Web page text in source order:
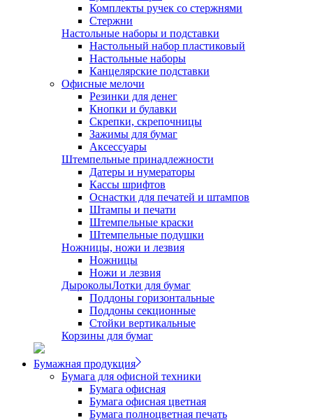
Комплекты ручек со стержнями
Стержни
Настольные наборы и подставки
Настольный набор пластиковый
Настольные наборы
Канцелярские подставки
Офисные мелочи
Резинки для денег
Кнопки и булавки
Скрепки, скрепочницы
Зажимы для бумаг
Аксессуары
Штемпельные принадлежности
Датеры и нумераторы
Кассы шрифтов
Оснастки для печатей и штампов
Штампы и печати
Штемпельные краски
Штемпельные подушки
Ножницы, ножи и лезвия
Ножницы
Ножи и лезвия
ДыроколыЛотки для бумаг
Поддоны горизонтальные
Поддоны секционные
Стойки вертикальные
Корзины для бумаг
Бумажная продукция
Бумага для офисной техники
Бумага офисная
Бумага офисная цветная
Бумага полноцветная печать